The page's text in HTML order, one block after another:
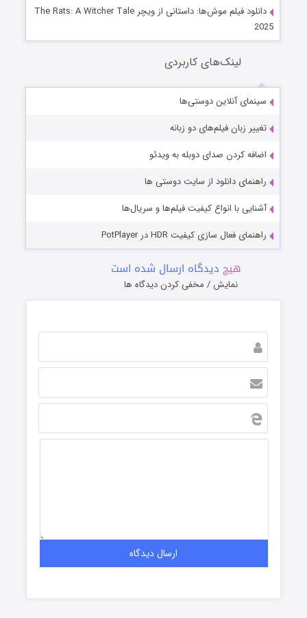
دانلود فیلم موش‌ها: داستانی از ویچر The Rats: A Witcher Tale
2025
لینک‌های کاربردی
سینمای آنلاین دوستی‌ها
تغییر زبان فیلم‌های دو زبانه
اضافه کردن صدای دوبله به ویدئو
راهنمای دانلود از سایت دوستی ها
آشنایی با انواع کیفیت فیلم‌ها و سریال‌ها
راهنمای فعال سازی کیفیت HDR در PotPlayer
هیچ دیدگاه ارسال شده است
نمایش / مخفی کردن دیدگاه ها